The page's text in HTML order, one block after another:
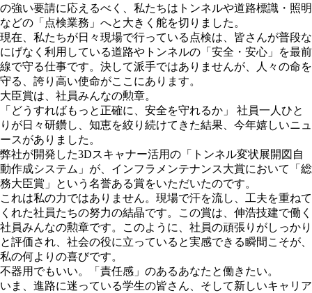
の強い要請に応えるべく、私たちはトンネルや道路標識・照明
などの「点検業務」へと大きく舵を切りました。
現在、私たちが日々現場で行っている点検は、皆さんが普段な
にげなく利用している道路やトンネルの「安全・安心」を最前
線で守る仕事です。決して派手ではありませんが、人々の命を
守る、誇り高い使命がここにあります。
大臣賞は、社員みんなの勲章。
「どうすればもっと正確に、安全を守れるか」 社員一人ひと
りが日々研鑽し、知恵を絞り続けてきた結果、今年嬉しいニュ
ースがありました。
弊社が開発した3Dスキャナー活用の「トンネル変状展開図自
動作成システム」が、インフラメンテナンス大賞において「総
務大臣賞」という名誉ある賞をいただいたのです。
これは私の力ではありません。現場で汗を流し、工夫を重ねて
くれた社員たちの努力の結晶です。この賞は、伸浩技建で働く
社員みんなの勲章です。このように、社員の頑張りがしっかり
と評価され、社会の役に立っていると実感できる瞬間こそが、
私の何よりの喜びです。
不器用でもいい。「責任感」のあるあなたと働きたい。
いま、進路に迷っている学生の皆さん、そして新しいキャリア